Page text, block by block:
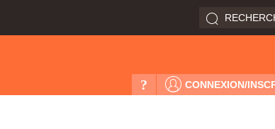
CONNEXION/
?